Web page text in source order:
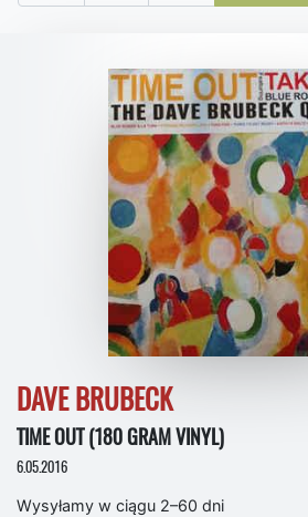
DAVE BRUBECK
TIME OUT (180 GRAM VINYL)
6.05.2016
Wysyłamy w ciągu 2–60 dni